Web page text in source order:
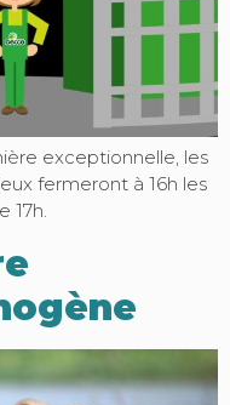
exceptionnelle, les
fermeront à 16h les
17h.